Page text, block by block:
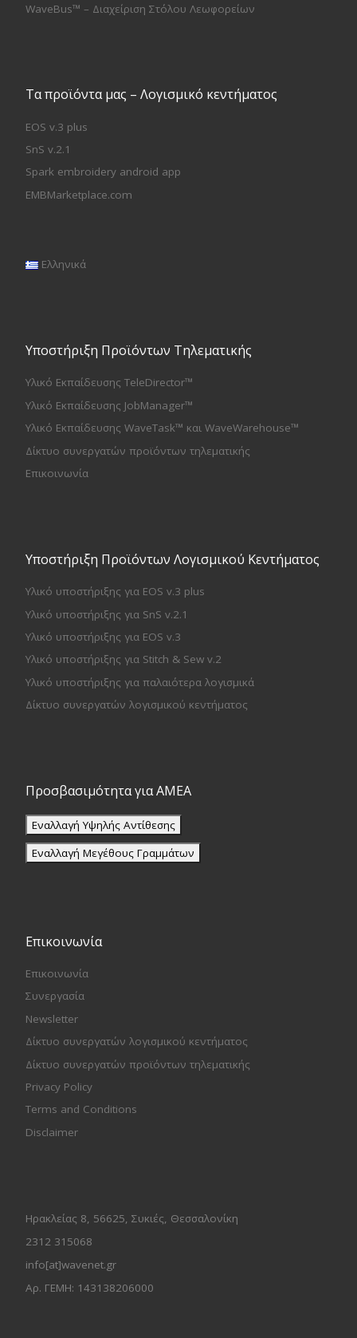
WaveBus™ – Διαχείριση Στόλου Λεωφορείων
Τα προϊόντα μας – Λογισμικό κεντήματος
EOS v.3 plus
SnS v.2.1
Spark embroidery android app
EMBMarketplace.com
Ελληνικά
Υποστήριξη Προϊόντων Τηλεματικής
Υλικό Εκπαίδευσης TeleDirector™
Υλικό Εκπαίδευσης JobManager™
Υλικό Εκπαίδευσης WaveTask™ και WaveWarehouse™
Δίκτυο συνεργατών προϊόντων τηλεματικής
Επικοινωνία
Υποστήριξη Προϊόντων Λογισμικού Κεντήματος
Υλικό υποστήριξης για EOS v.3 plus
Υλικό υποστήριξης για SnS v.2.1
Υλικό υποστήριξης για EOS v.3
Υλικό υποστήριξης για Stitch & Sew v.2
Υλικό υποστήριξης για παλαιότερα λογισμικά
Δίκτυο συνεργατών λογισμικού κεντήματος
Προσβασιμότητα για ΑΜΕΑ
Εναλλαγή Υψηλής Αντίθεσης
Εναλλαγή Μεγέθους Γραμμάτων
Επικοινωνία
Επικοινωνία
Συνεργασία
Newsletter
Δίκτυο συνεργατών λογισμικού κεντήματος
Δίκτυο συνεργατών προϊόντων τηλεματικής
Privacy Policy
Terms and Conditions
Disclaimer
Ηρακλείας 8, 56625, Συκιές, Θεσσαλονίκη
2312 315068
info[at]wavenet.gr
Αρ. ΓΕΜΗ: 143138206000